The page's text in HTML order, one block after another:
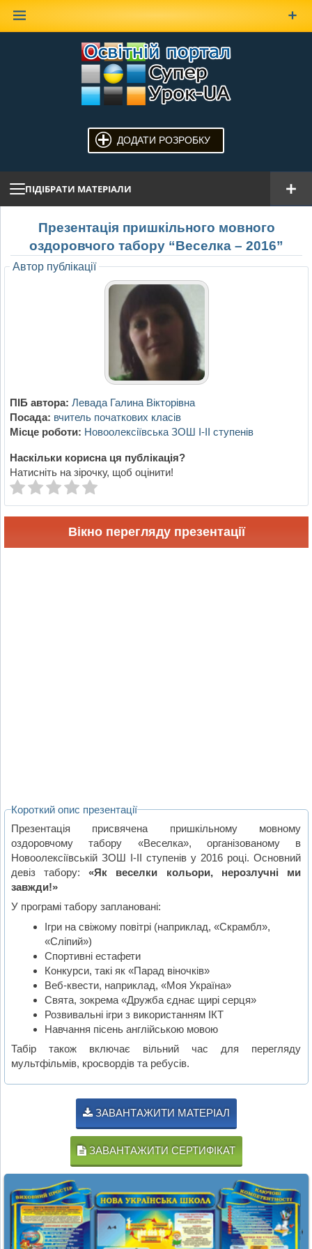
ДОДАТИ РОЗРОБКУ
ПІДІБРАТИ МАТЕРІАЛИ
Презентація пришкільного мовного
оздоровчого табору “Веселка – 2016”
Автор публікації
ПІБ автора: Левада Галина Вікторівна
Посада: вчитель початкових класів
Місце роботи: Новоолексіївська ЗОШ І-ІІ ступенів
Наскільки корисна ця публікація?
Натисніть на зірочку, щоб оцінити!
Вікно перегляду презентації
Короткий опис презентації
Презентація присвячена пришкільному мовному
оздоровчому табору «Веселка», організованому в
Новоолексіївській ЗОШ І-ІІ ступенів у 2016 році. Основний
девіз табору:«Як веселки кольори, нерозлучні ми
завжди!»
У програмі табору заплановані:
Ігри на свіжому повітрі (наприклад, «Скрамбл»,
«Сліпий»)
Спортивні естафети
Конкурси, такі як «Парад віночків»
Веб-квести, наприклад, «Моя Україна»
Свята, зокрема «Дружба єднає щирі серця»
Розвивальні ігри з використанням ІКТ
Навчання пісень англійською мовою
Табір також включає вільний час для перегляду
мультфільмів, кросвордів та ребусів.
ЗАВАНТАЖИТИ МАТЕРІАЛ
ЗАВАНТАЖИТИ СЕРТИФІКАТ